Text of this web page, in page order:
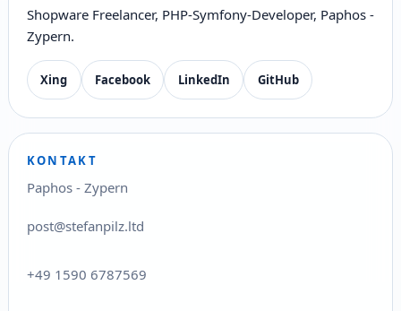
Shopware Freelancer, PHP-Symfony-Developer, Paphos -
Zypern.
Xing Facebook LinkedIn GitHub
KONTAKT
Paphos - Zypern
post@stefanpilz.ltd
+49 1590 6787569